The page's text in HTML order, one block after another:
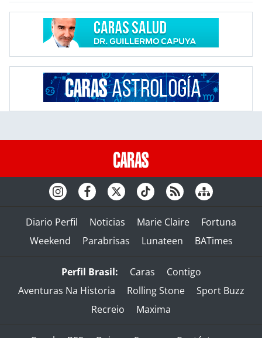
Diario Perfil Noticias Marie Claire
Fortuna
Weekend
Parabrisas Lunateen BATimes
Perfil Brasil: Caras
Contigo
Aventuras Na Historia
Rolling Stone
Sport Buzz
Recreio
Maxima